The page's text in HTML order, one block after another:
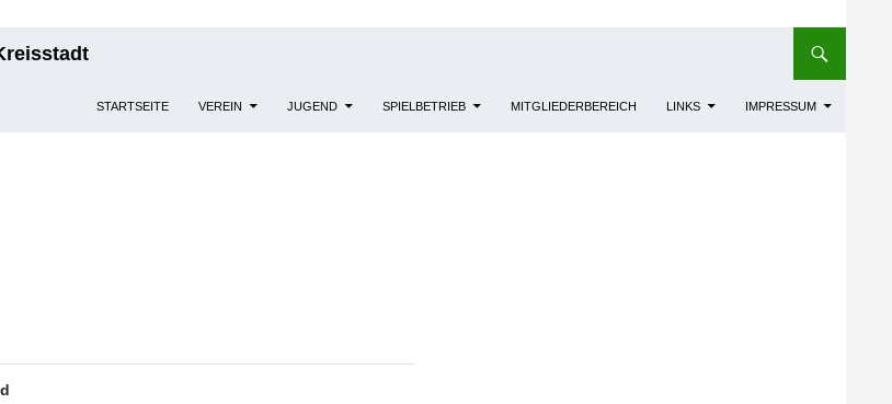
STARTSEITE VEREIN JUGEND SPIELBETRIEB MITGLIEDERBEREICH LINKS IMPRESSUM